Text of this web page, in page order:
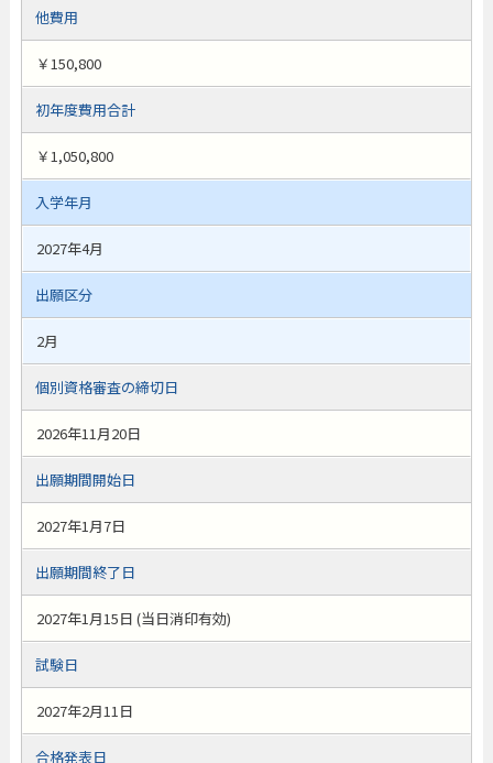
他費用
￥150,800
初年度費用合計
￥1,050,800
入学年月
2027年4月
出願区分
2月
個別資格審査の締切日
2026年11月20日
出願期間開始日
2027年1月7日
出願期間終了日
2027年1月15日 (当日消印有効)
試験日
2027年2月11日
合格発表日